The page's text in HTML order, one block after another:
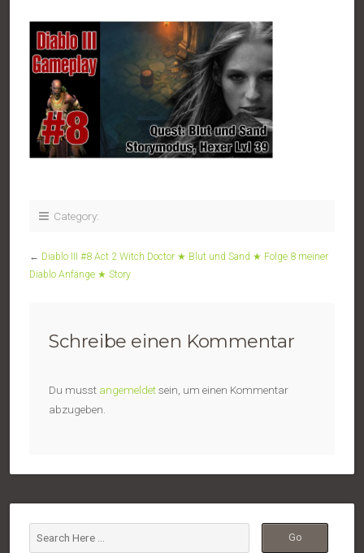
Category:
← Diablo III #8 Act 2 Witch Doctor ★ Blut und Sand ★ Folge 8 meiner
Diablo Anfänge ★ Story
Schreibe einen Kommentar
Du musst angemeldetsein, um einen Kommentar
abzugeben.